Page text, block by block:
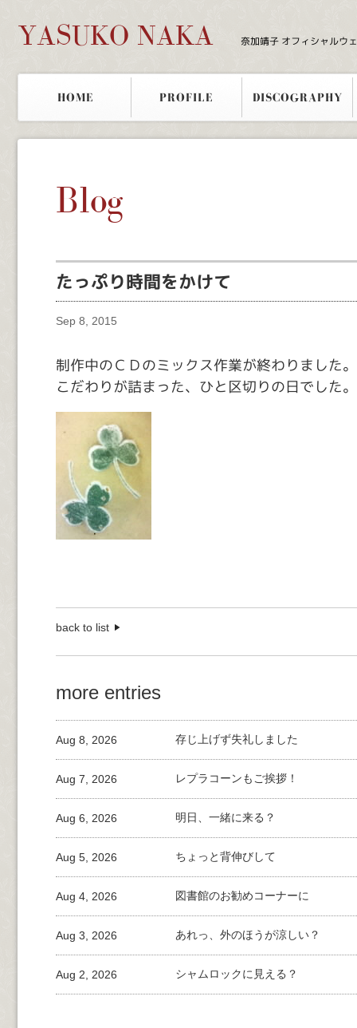
YASUKO NAKA 奈加靖子 オフィシャルウ
HOME PROFILE DISCOGRAPHY
Blog
たっぷり時間をかけて
Sep 8, 2015
制作中のＣＤのミックス作業が終わりました。
こだわりが詰まった、ひと区切りの日でした。
back to list
more entries
存じ上げず失礼しました
Aug 8, 2026
レプラコーンもご挨拶！
Aug 7, 2026
明日、一緒に来る？
Aug 6, 2026
ちょっと背伸びして
Aug 5, 2026
図書館のお勧めコーナーに
Aug 4, 2026
あれっ、外のほうが涼しい？
Aug 3, 2026
シャムロックに見える？
Aug 2, 2026